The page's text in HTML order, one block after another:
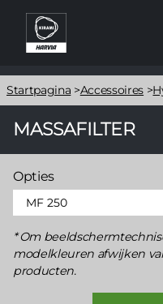
Overslaan
naar
inhoud
gaan
Kruimelpad
Startpagina >Accessoires >
MASSAFILTER
Opties
Om
modelkleuren afwijken
producten.